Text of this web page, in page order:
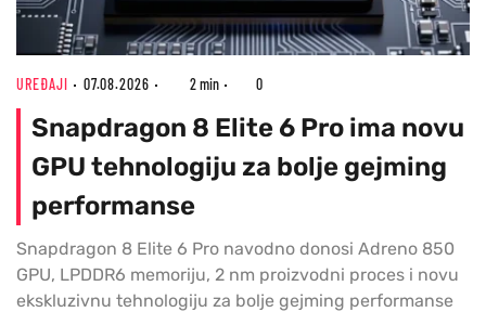
UREĐAJI 07.08.2026 2 min 0
Snapdragon 8 Elite 6 Pro ima novu
GPU tehnologiju za bolje gejming
performanse
Snapdragon 8 Elite 6 Pro navodno donosi Adreno 850
GPU, LPDDR6 memoriju, 2 nm proizvodni proces i novu
ekskluzivnu tehnologiju za bolje gejming performanse